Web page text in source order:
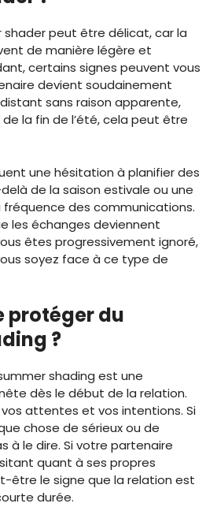
shader peut être délicat, car la
de manière légère et
certains signes peuvent vous
devient soudainement
sans raison apparente,
la fin de l’été, cela peut être
une hésitation à planifier des
de la saison estivale ou une
des communications.
les échanges deviennent
êtes progressivement ignoré,
soyez face à ce type de
protéger du
?
shading est une
dès le début de la relation.
attentes et vos intentions. Si
chose de sérieux ou de
à le dire. Si votre partenaire
quant à ses propres
être le signe que la relation est
durée.